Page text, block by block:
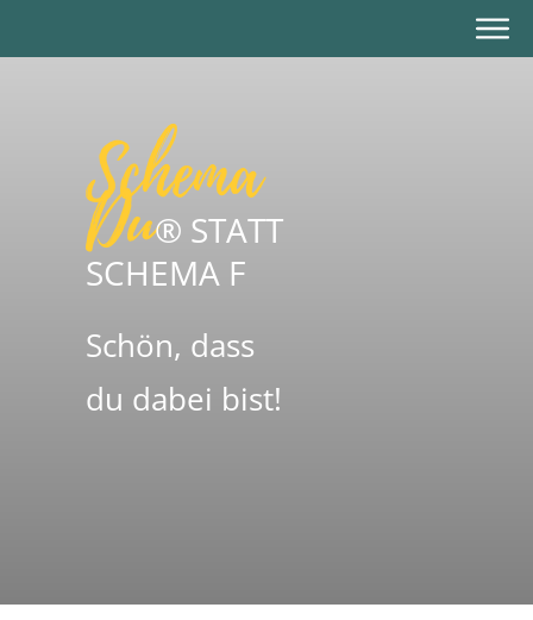
Schema
Du® STATT
SCHEMA F
Schön, dass
du dabei bist!